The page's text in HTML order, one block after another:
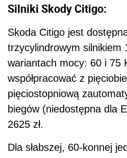
Silniki Skody Citigo:
Skoda Citigo jest
trzycylindrowym silnikiem
wariantach mocy: 60 i 75
współpracować z
pięciostopniową
biegów (niedostępna dla
2625 zł.
Dla słabszej, 60-konnej